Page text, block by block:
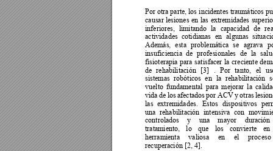
Por otra parte, los incidentes traumáticos
causar lesiones en las extremidades
inferiores,
limitando la capacidad de
actividades cotidianas en algunas
Además, esta problemática se agrava
insuficiencia de profesionales de la
fisioterapia para satisfacer la creciente
de rehabilitación [3] Por tanto, el
sistemas robóticos en la rehabilitación
vuelto fundamental para mejorar la
vida de los afectados por ACV y otras
las extremidades. Estos dispositivos pe
una rehabilitación intensiva con
controlados
y una mayor
duración
tratamiento,
lo que los convierte
en
herramienta
valiosa en el proceso
recuperación [2, 4].